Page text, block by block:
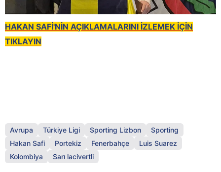
HAKAN SAFİ'NİN AÇIKLAMALARINI İZLEMEK İÇİN
TIKLAYIN
Avrupa Türkiye Ligi Sporting Lizbon
Sporting
Hakan Safi
Portekiz Fenerbahçe
Luis Suarez
Kolombiya
Sarı lacivertli